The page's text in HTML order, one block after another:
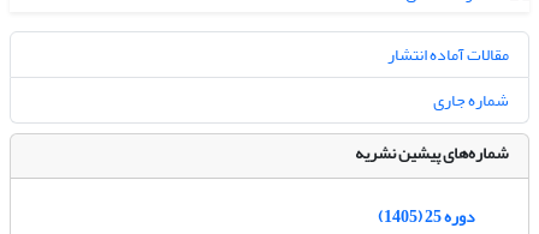
مقالات آماده انتشار
شماره جاری
شماره‌های پیشین نشریه
دوره 25 (1405)